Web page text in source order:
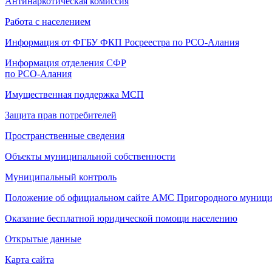
Работа с населением
Информация от ФГБУ ФКП Росреестра по РСО-Алания
Информация отделения СФР
по РСО-Алания
Имущественная поддержка МСП
Защита прав потребителей
Пространственные сведения
Объекты муниципальной собственности
Муниципальный контроль
Положение об официальном сайте АМС Пригородного
Оказание бесплатной юридической помощи населению
Открытые данные
Карта сайта